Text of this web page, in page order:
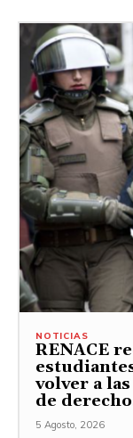
NOTICIAS
RENACE
volver a
de
5 Agosto, 2026